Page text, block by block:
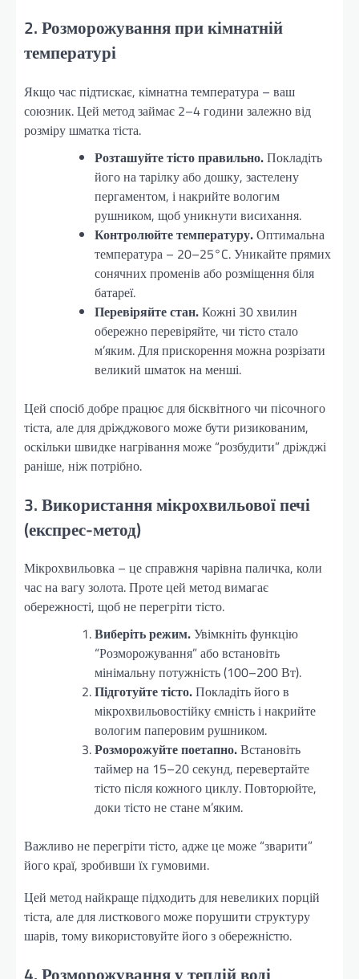
2. Розморожування при кімнатній
температурі
Якщо час підтискає, кімнатна температура – ваш
союзник. Цей метод займає 2–4 години залежно від
розміру шматка тіста.
Розташуйте тісто правильно.Покладіть
його на тарілку або дошку, застелену
пергаментом, і накрийте вологим
рушником, щоб уникнути висихання.
Контролюйте температуру.Оптимальна
температура – 20–25°C. Уникайте прямих
сонячних променів або розміщення біля
батареї.
Перевіряйте стан.Кожні 30 хвилин
обережно перевіряйте, чи тісто стало
м’яким. Для прискорення можна розрізати
великий шматок на менші.
Цей спосіб добре працює для бісквітного чи пісочного
тіста, але для дріжджового може бути ризикованим,
оскільки швидке нагрівання може “розбудити” дріжджі
раніше, ніж потрібно.
3. Використання мікрохвильової печі
(експрес-метод)
Мікрохвильовка – це справжня чарівна паличка, коли
час на вагу золота. Проте цей метод вимагає
обережності, щоб не перегріти тісто.
Виберіть режим.Увімкніть функцію
“Розморожування” або встановіть
мінімальну потужність (100–200 Вт).
Підготуйте тісто.Покладіть його в
мікрохвильовостійку ємність і накрийте
вологим паперовим рушником.
Розморожуйте поетапно.Встановіть
таймер на 15–20 секунд, перевертайте
тісто після кожного циклу. Повторюйте,
доки тісто не стане м’яким.
Важливо не перегріти тісто, адже це може “зварити”
його краї, зробивши їх гумовими.
Цей метод найкраще підходить для невеликих порцій
тіста, але для листкового може порушити структуру
шарів, тому використовуйте його з обережністю.